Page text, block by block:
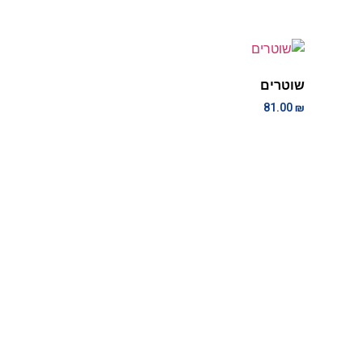
שוטרים
81.00₪